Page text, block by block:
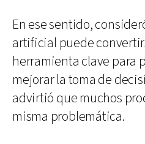
En ese sentido,
artificial puede
herramienta clave para
mejorar la toma de
advirtió que muchos
misma problemática.